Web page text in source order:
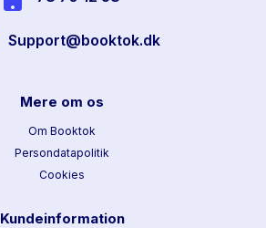
Support@booktok.dk
Mere om os
Om Booktok
Persondatapolitik
Cookies
Kundeinformation